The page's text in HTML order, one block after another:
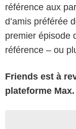
référence aux
d’amis préférée
premier épisode
référence – ou
Friends est à
plateforme Max.